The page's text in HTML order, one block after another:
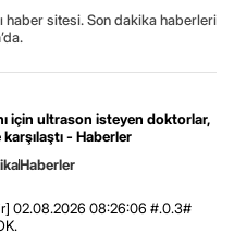
haber sitesi. Son dakika haberleri
için ultrason isteyen doktorlar,
- Haberler
Haberler
02.08.2026 08:26:06 #.0.3#